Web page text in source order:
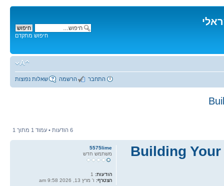
חיפוש מתקדם
שאלות נפוצות הרשמה התחבר
6 הודעות • עמוד 1 מתוך 1
Building
5575lime
משתמש חדש
הודעות:
הצטרף: ו' מרץ 13, 2026 9:58 am